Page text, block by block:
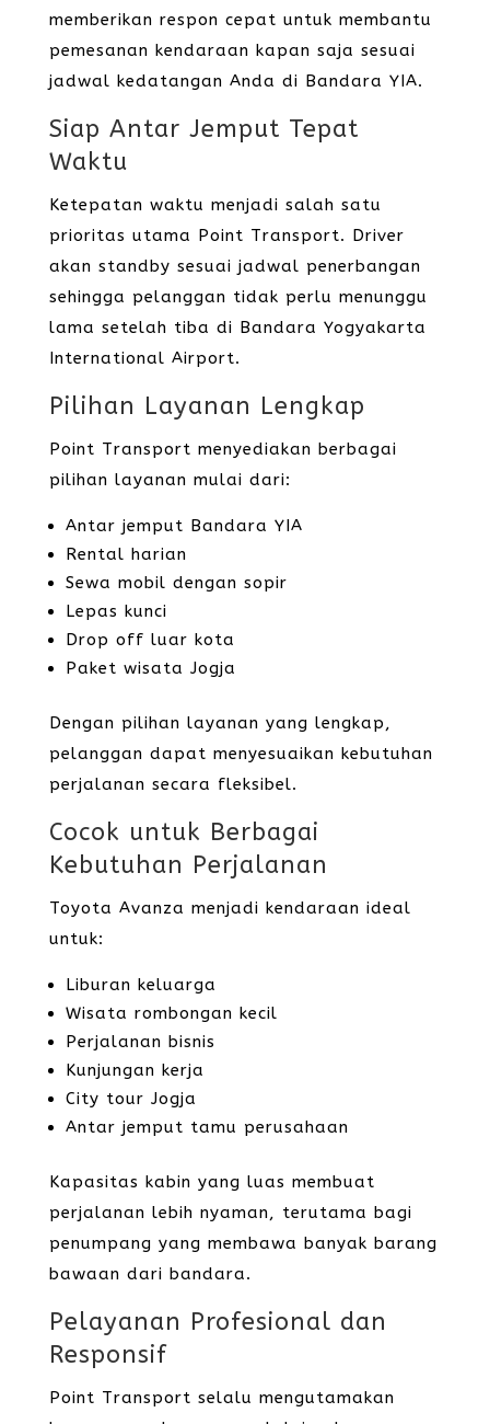
memberikan respon cepat untuk membantu
pemesanan kendaraan kapan saja sesuai
jadwal kedatangan Anda di Bandara YIA.
Siap Antar Jemput Tepat
Waktu
Ketepatan waktu menjadi salah satu
prioritas utama Point Transport. Driver
akan standby sesuai jadwal penerbangan
sehingga pelanggan tidak perlu menunggu
lama setelah tiba di Bandara Yogyakarta
International Airport.
Pilihan Layanan Lengkap
Point Transport menyediakan berbagai
pilihan layanan mulai dari:
Antar jemput Bandara YIA
Rental harian
Sewa mobil dengan sopir
Lepas kunci
Drop off luar kota
Paket wisata Jogja
Dengan pilihan layanan yang lengkap,
pelanggan dapat menyesuaikan kebutuhan
perjalanan secara fleksibel.
Cocok untuk Berbagai
Kebutuhan Perjalanan
Toyota Avanza menjadi kendaraan ideal
untuk:
Liburan keluarga
Wisata rombongan kecil
Perjalanan bisnis
Kunjungan kerja
City tour Jogja
Antar jemput tamu perusahaan
Kapasitas kabin yang luas membuat
perjalanan lebih nyaman, terutama bagi
penumpang yang membawa banyak barang
bawaan dari bandara.
Pelayanan Profesional dan
Responsif
Point Transport selalu mengutamakan